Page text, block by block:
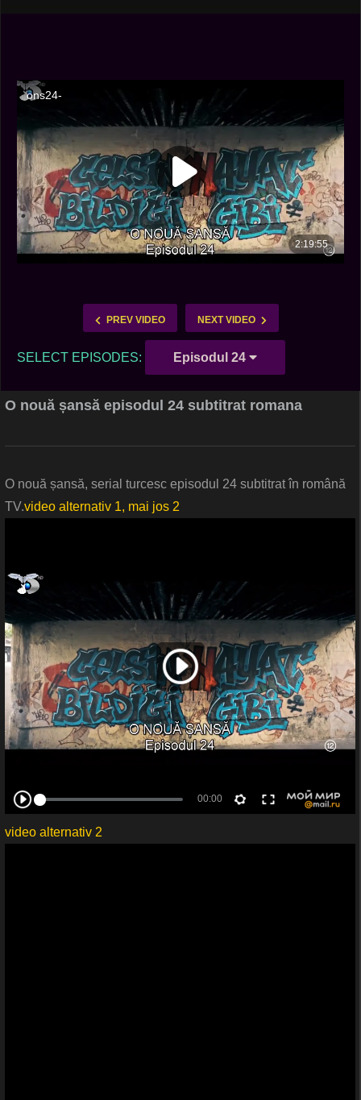
PREV VIDEO NEXT VIDEO
SELECT EPISODES: Episodul 24
O nouă șansă episodul 24 subtitrat romana
O nouă șansă, serial turcesc episodul 24 subtitrat în română
TV.video alternativ 1, mai jos 2
video alternativ 2